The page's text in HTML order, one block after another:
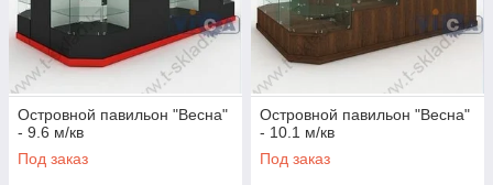
Островной павильон "Весна"
- 9.6 м/кв
Под заказ
Островной павильон "Весна"
- 10.1 м/кв
Под заказ